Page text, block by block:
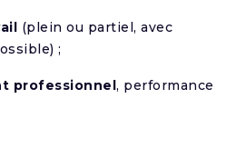
(plein ou partiel, avec
;
professionnel, performance